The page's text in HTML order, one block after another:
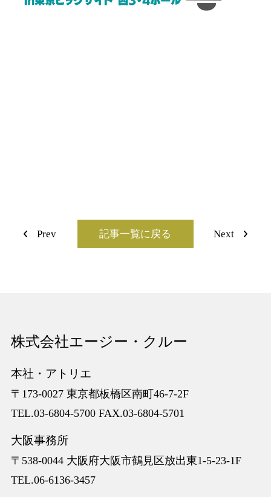
Prev 記事一覧に戻る Next
株式会社エージー・クルー
本社・アトリエ
〒173-0027 東京都板橋区南町46-7-2F
TEL.03-6804-5700 FAX.03-6804-5701
⼤阪事務所
〒538-0044 大阪府大阪市鶴見区放出東1-5-23-1F
TEL.06-6136-3457